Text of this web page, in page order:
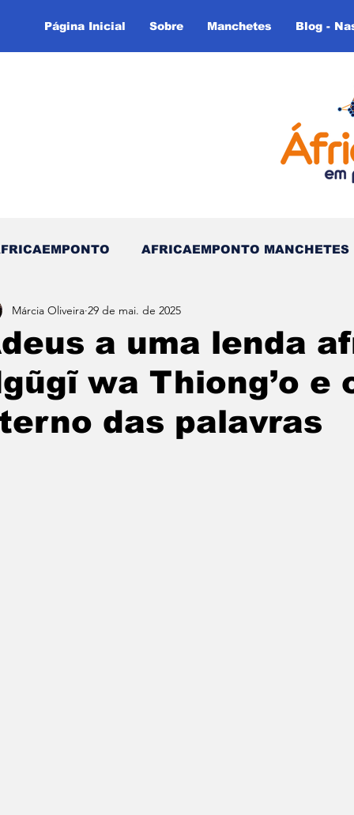
Página Inicial Sobre Manchetes Blog -
AFRICAEMPONTO MANCHETES
do Tempo - (Blog) Nas linhas do Tempo (Blog -
a uma lenda
wa Thiong’o e
das palavras
Márcia Oliveira 29 de mai. de 2025